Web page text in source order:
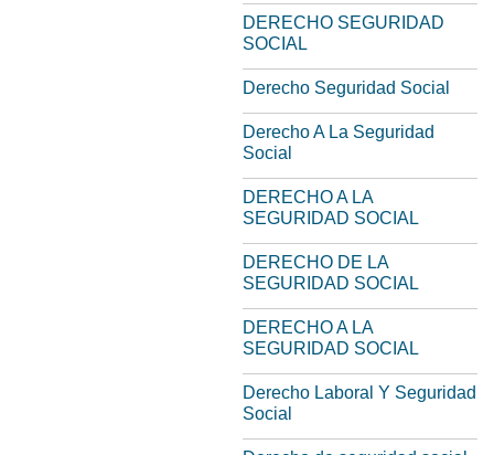
DERECHO SEGURIDAD
SOCIAL
Derecho Seguridad Social
Derecho A La Seguridad
Social
DERECHO A LA
SEGURIDAD SOCIAL
DERECHO DE LA
SEGURIDAD SOCIAL
DERECHO A LA
SEGURIDAD SOCIAL
Derecho Laboral Y Seguridad
Social